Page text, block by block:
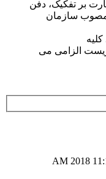
بر تفکیک، دفن
مصوب سازمان
الزامی می